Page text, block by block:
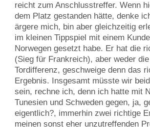
reicht zum Anschlusstreffer. Wenn
dem Platz gestanden hätte, denke
ärgere mich, bin aber gleichzeitig
im kleinen Tippspiel mit einem
Norwegen gesetzt habe. Er hat die
(Sieg für Frankreich), aber weder
Tordifferenz, geschweige denn das
Ergebnis. Insgesamt müsste wir
sein, rechne ich, denn ich hatte mit
Tunesien und Schweden gegen, ja,
eigentlich?, immerhin zwei richtige
meinen sonst eher unzutreffenden